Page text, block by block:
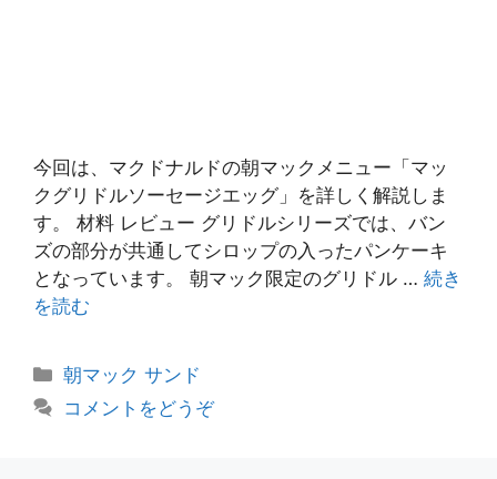
今回は、マクドナルドの朝マックメニュー「マッ
クグリドルソーセージエッグ」を詳しく解説しま
す。 材料 レビュー グリドルシリーズでは、バン
ズの部分が共通してシロップの入ったパンケーキ
となっています。 朝マック限定のグリドル … 続き
を読む
カ
テ
朝マック サンド
コメントをどうぞ